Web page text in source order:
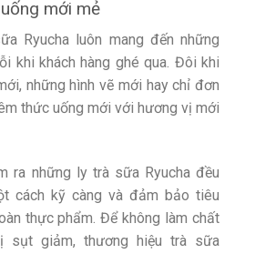
mới mẻ
Ryucha luôn mang đến những
khi khách hàng ghé qua. Đôi khi
những hình vẽ mới hay chỉ đơn
thức uống mới với hương vị mới
ra những ly trà sữa Ryucha đều
cách kỹ càng và đảm bảo tiêu
thực phẩm. Để không làm chất
sụt giảm, thương hiệu trà sữa